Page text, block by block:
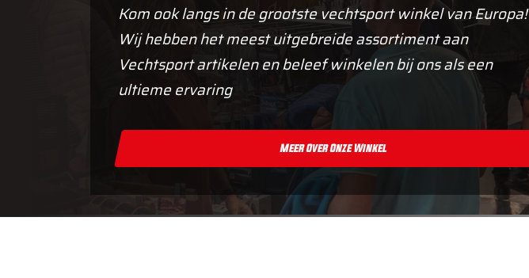
Kom ook langs in de grootste vechtsport winkel van Europa!
Wij hebben het meest uitgebreide assortiment aan
Vechtsport artikelen en beleef winkelen bij ons als een
ultieme ervaring
Meer Over Onze Winkel